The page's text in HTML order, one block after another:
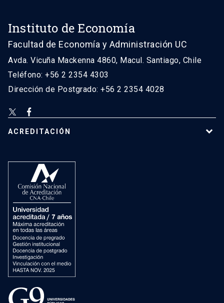
Instituto de Economía
Facultad de Economía y Administración UC
Avda. Vicuña Mackenna 4860, Macul. Santiago, Chile
Teléfono: +56 2 2354 4303
Dirección de Postgrado: +56 2 2354 4028
ACREDITACIÓN